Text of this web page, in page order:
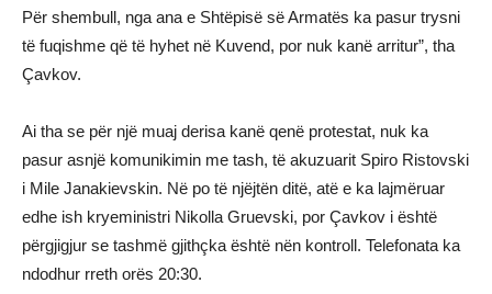
Për shembull, nga ana e Shtëpisë së Armatës ka pasur trysni
të fuqishme që të hyhet në Kuvend, por nuk kanë arritur”, tha
Çavkov.
Ai tha se për një muaj derisa kanë qenë protestat, nuk ka
pasur asnjë komunikimin me tash, të akuzuarit Spiro Ristovski
i Mile Janakievskin. Në po të njëjtën ditë, atë e ka lajmëruar
edhe ish kryeministri Nikolla Gruevski, por Çavkov i është
përgjigjur se tashmë gjithçka është nën kontroll. Telefonata ka
ndodhur rreth orës 20:30.